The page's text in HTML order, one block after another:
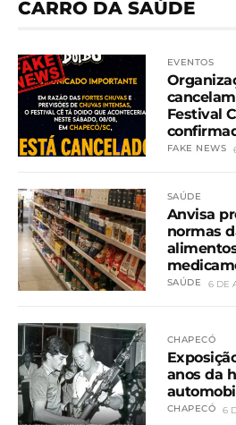
CARRO DA SAÚDE
EVENTOS
Festival
FAKE NEWS
SAÚDE
Anvisa
normas
SAÚDE 6 DE
CHAPECÓ
anos da
CHAPECÓ 6